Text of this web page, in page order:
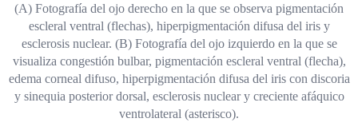
(A) Fotografía del ojo derecho en la que se observa pigmentación
escleral ventral (flechas), hiperpigmentación difusa del iris y
esclerosis nuclear. (B) Fotografía del ojo izquierdo en la que se
visualiza congestión bulbar, pigmentación escleral ventral (flecha),
edema corneal difuso, hiperpigmentación difusa del iris con discoria
y sinequia posterior dorsal, esclerosis nuclear y creciente afáquico
ventrolateral (asterisco).